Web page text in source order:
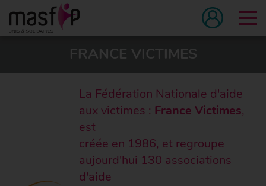
FRANCE VICTIMES
La Fédération Nationale d'aide
aux victimes : France Victimes,
est
créée en 1986, et regroupe
aujourd'hui 130 associations
d'aide